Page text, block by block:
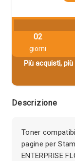
02
giorni
Più acquisti,
Descrizione
Toner
pagine per
ENTERPRISE